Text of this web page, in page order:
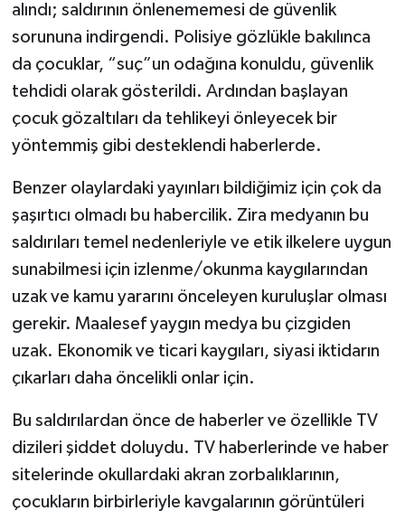
alındı; saldırının önlenememesi de güvenlik
sorununa indirgendi. Polisiye gözlükle bakılınca
da çocuklar, “suç”un odağına konuldu, güvenlik
tehdidi olarak gösterildi. Ardından başlayan
çocuk gözaltıları da tehlikeyi önleyecek bir
yöntemmiş gibi desteklendi haberlerde.
Benzer olaylardaki yayınları bildiğimiz için çok da
şaşırtıcı olmadı bu habercilik. Zira medyanın bu
saldırıları temel nedenleriyle ve etik ilkelere uygun
sunabilmesi için izlenme/okunma kaygılarından
uzak ve kamu yararını önceleyen kuruluşlar olması
gerekir. Maalesef yaygın medya bu çizgiden
uzak. Ekonomik ve ticari kaygıları, siyasi iktidarın
çıkarları daha öncelikli onlar için.
Bu saldırılardan önce de haberler ve özellikle TV
dizileri şiddet doluydu. TV haberlerinde ve haber
sitelerinde okullardaki akran zorbalıklarının,
çocukların birbirleriyle kavgalarının görüntüleri